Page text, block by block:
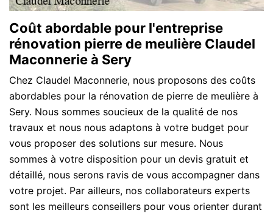
Coût abordable pour l'entreprise
rénovation pierre de meulière Claudel
Maconnerie à Sery
Chez Claudel Maconnerie, nous proposons des coûts
abordables pour la rénovation de pierre de meulière à
Sery. Nous sommes soucieux de la qualité de nos
travaux et nous nous adaptons à votre budget pour
vous proposer des solutions sur mesure. Nous
sommes à votre disposition pour un devis gratuit et
détaillé, nous serons ravis de vous accompagner dans
votre projet. Par ailleurs, nos collaborateurs experts
sont les meilleurs conseillers pour vous orienter durant